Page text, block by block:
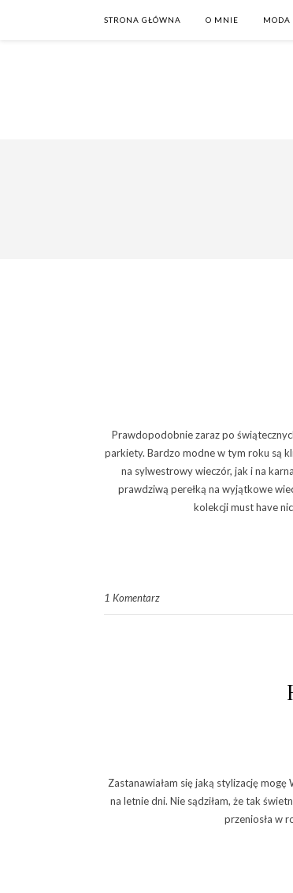
STRONA GŁÓWNA O MNIE MODA
Prawdopodobnie zaraz po
parkiety. Bardzo modne w tym roku są
na sylwestrowy wieczór, jak i na
prawdziwą perełką na wyjątkowe
kolekcji must have
1 Komentarz
Zastanawiałam się jaką stylizację
na letnie dni. Nie sądziłam, że tak
przeniosła w